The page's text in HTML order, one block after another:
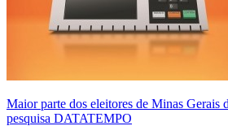
Maior parte dos eleitores de Minas Gerais
pesquisa DATATEMPO